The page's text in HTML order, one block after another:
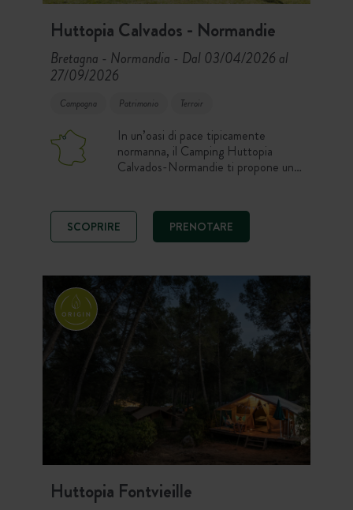
Huttopia Calvados - Normandie
Bretagna - Normandia - Dal 03/04/2026 al
27/09/2026
Campagna Patrimonio Terroir
In un’oasi di pace tipicamente
normanna, il Camping Huttopia
Calvados-Normandie ti propone un
camping completamente rinnovato
con piscina riscaldata e coperta e
ristorazione sul posto.
SCOPRIRE PRENOTARE
Huttopia Fontvieille